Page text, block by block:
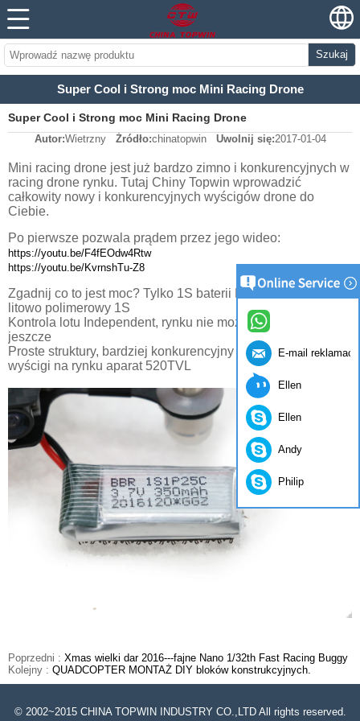
Szukaj
Super Cool i Strong moc Mini Racing Drone
Super Cool i Strong moc Mini Racing Drone
Autor:Wietrzny Źródło:chinatopwin Uwolnij się:2017-01-04
Mini racing drone jest już bardzo zimno i konkurencyjnych w
racing drone rynku. Tutaj Chiny Topwin wprowadzić
całkowity nowy i konkurencyjnych wyścigów drone do
Ciebie.
Po pierwsze pozwala prądem przez jego wideo:
https://youtu.be/F4fEOdw4Rtw
https://youtu.be/KvrnshTu-Z8
Zgadnij co to jest moc? Tylko 1S baterii Lipo! Akumulator
litowo polimerowy 1S
Kontrola lotu Independent, rynku nie można skopiować
jeszcze
Proste struktury, bardziej konkurencyjny niż inne drone
wyścigi na rynku aparat 520TVL
Poprzedni : Xmas wielki dar 2016---fajne Nano 1/32th Fast Racing Buggy
Kolejny : QUADCOPTER MONTAŻ DIY bloków konstrukcyjnych.
© 2002~2015 CHINA TOPWIN INDUSTRY CO.,LTD All rights reserved.
E-mail reklamacji
Ellen
Ellen
Andy
Philip